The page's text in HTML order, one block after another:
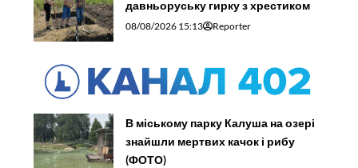
давньоруську гирку з хрестиком
08/08/2026 15:13 Reporter
В міському парку Калуша на озері
знайшли мертвих качок і рибу
(ФОТО)